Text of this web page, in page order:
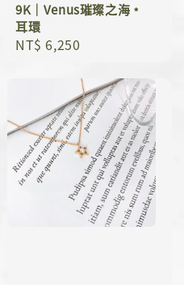
9K｜Venus璀璨之海﹡
耳環
Regular
NT$ 6,250